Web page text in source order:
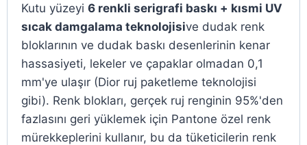
Kutu yüzeyi 6 renkli serigrafi baskı + kısmi UV
sıcak damgalama teknolojisive dudak renk
bloklarının ve dudak baskı desenlerinin kenar
hassasiyeti, lekeler ve çapaklar olmadan 0,1
mm'ye ulaşır (Dior ruj paketleme teknolojisi
gibi). Renk blokları, gerçek ruj renginin 95%'den
fazlasını geri yüklemek için Pantone özel renk
mürekkeplerini kullanır, bu da tüketicilerin renk